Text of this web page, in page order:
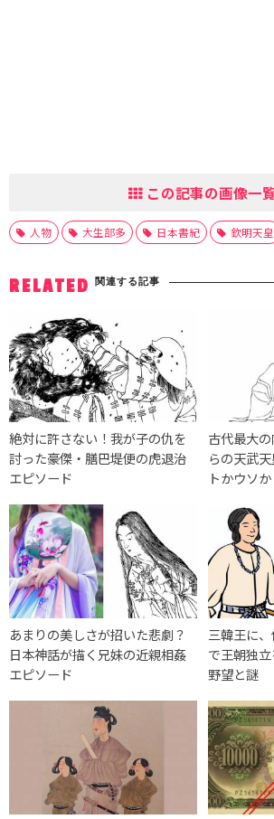
この記事の画像一
人物 大生部多 日本書紀 欽明天皇
RELATED 関連する記事
絶対に許さない！我が子の仇を
討った豪傑・膳巴堤便の虎退治
エピソード
古代最大
らの天武
トかウソ
あまりの美しさが招いた悲劇？
日本神話が描く兄妹の近親相姦
エピソード
三韓王に
で王朝独
野望と謎